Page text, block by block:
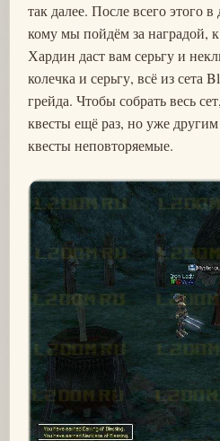
так далее. После всего этого
кому мы пойдём за наградой,
Хардин даст вам серьгу и
колечка и серьгу, всё из сета
грейда. Чтобы собрать весь
квесты ещё раз, но уже
квесты неповторяемые.